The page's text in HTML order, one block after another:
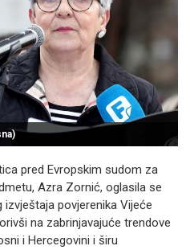
pred Evropskim sudom za
Azra Zornić, oglasila se
povjerenika Vijeće
na zabrinjavajuće trendove
i Hercegovini i širu